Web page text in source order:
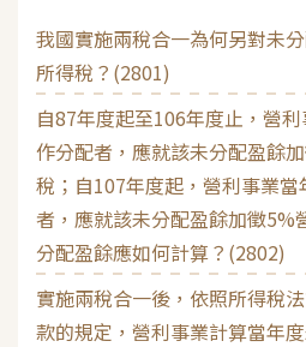
我國實施兩稅合一為何另對未
所得稅？(2801)
自87年度起至106年度止，營
作分配者，應就該未分配盈餘
稅；自107年度起，營利事業
者，應就該未分配盈餘加徵5%
分配盈餘應如何計算？(2802)
實施兩稅合一後，依照所得稅
款的規定，營利事業計算當年